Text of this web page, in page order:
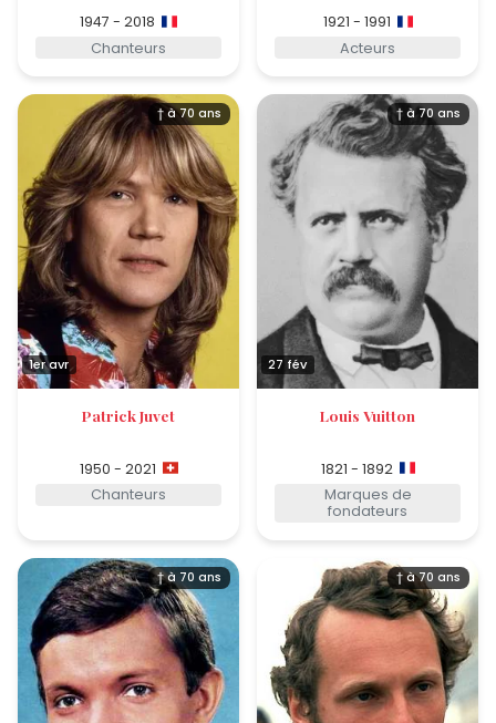
1947 - 2018
Chanteurs
1921 - 1991
Acteurs
† à 70 ans
1er avr
Patrick Juvet
1950 - 2021
Chanteurs
† à 70 ans
27 fév
Louis Vuitton
1821 - 1892
Marques de
fondateurs
† à 70 ans † à 70 ans